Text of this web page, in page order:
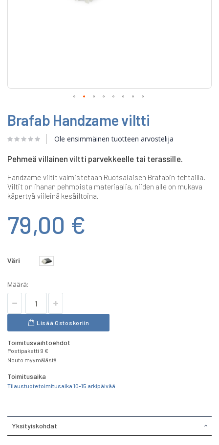
to
the
beginning
of
images
Brafab Handzame viltti
Ole ensimmäinen tuotteen arvostelija
Pehmeä villainen viltti parvekkeelle tai terassille.
Handzame viltit valmistetaan Ruotsalaisen Brafabin tehtailla.
Viltit on ihanan pehmoista materiaalia, niiden alle on mukava
käpertyä viileinä kesäiltoina.
79,00 €
Väri
Määrä:
Lisää Ostoskoriin
Toimitusvaihtoehdot
Postipaketti 9 €
Nouto myymälästä
Toimitusaika
Tilaustuote toimitusaika 10-15 arkipäivää
Yksityiskohdat